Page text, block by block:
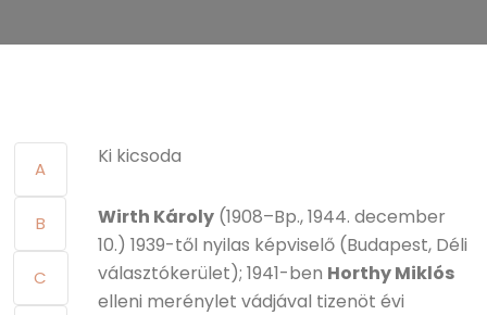
A
B
C
Ki kicsoda
Wirth Károly(1908–Bp., 1944. december
10.) 1939-től nyilas képviselő (Budapest, Déli
választókerület); 1941-ben Horthy Miklós
elleni merénylet vádjával tizenöt évi